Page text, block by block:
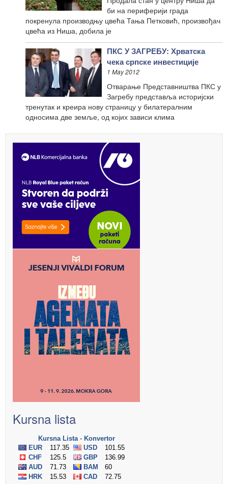
би на периферији града
покренула производњу цвећа Тања Петковић, произвођач
цвећа из Ниша, добила је
ПКС У ЗАГРЕБУ: Хрватска
чека српске инвестиције
1 May 2012
Отварање Представништва ПКС у
Загребу представља историјски
тренутак и креира нову страницу у билатералним
односима две земље, од којих зависи клима
Kursna lista